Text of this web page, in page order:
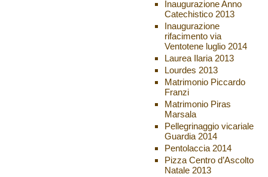
Inaugurazione Anno
Catechistico 2013
Inaugurazione
rifacimento via
Ventotene luglio 2014
Laurea Ilaria 2013
Lourdes 2013
Matrimonio Piccardo
Franzi
Matrimonio Piras
Marsala
Pellegrinaggio vicariale
Guardia 2014
Pentolaccia 2014
Pizza Centro d’Ascolto
Natale 2013